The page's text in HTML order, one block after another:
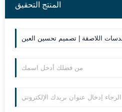
المنتج التحقيق